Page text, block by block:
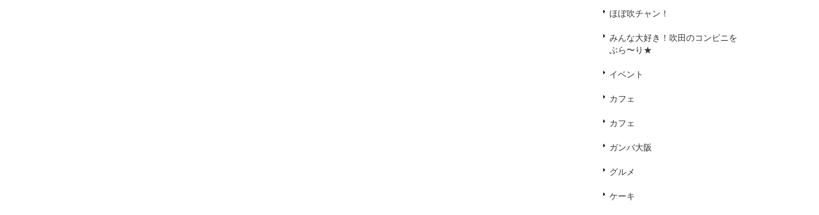
ほぼ吹チャン！
みんな大好き！吹田のコンビニを
ぶら〜り★
イベント
カフェ
カフェ
ガンバ大阪
グルメ
ケーキ